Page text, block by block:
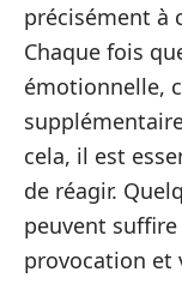
précisément à
Chaque fois
émotionnelle,
cela, il est
de réagir.
peuvent
provocation et